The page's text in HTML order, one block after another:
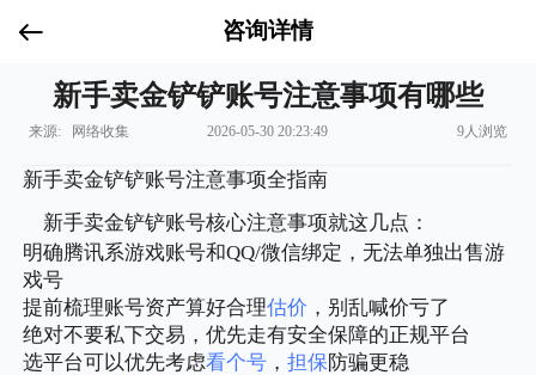
咨询详情
新手卖金铲铲账号注意事项有哪些
来源: 网络收集 2026-05-30 20:23:49 9人浏览
新手卖金铲铲账号注意事项全指南
新手卖金铲铲账号核心注意事项就这几点：
明确腾讯系游戏账号和QQ/微信绑定，无法单独出售游
戏号
提前梳理账号资产算好合理估价 ，别乱喊价亏了
绝对不要私下交易，优先走有安全保障的正规平台
选平台可以优先考虑看个号 ，担保防骗更稳